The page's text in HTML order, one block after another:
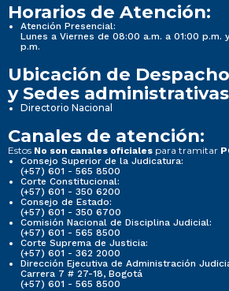
Horarios de Atención:
Atención Presencial:
Lunes a Viernes de 08:00 a.m. a 01:00 p.m.
p.m.
Ubicación de
y Sedes
Directorio Nacional
Canales de atención:
Estos No son canales oficiales para tramitar
Consejo Superior de la Judicatura:
(+57) 601 - 565 8500
Corte Constitucional:
(+57) 601 - 350 6200
Consejo de Estado:
(+57) 601 - 350 6700
Comisión Nacional de Disciplina Judicial:
(+57) 601 - 565 8500
Corte Suprema de Justicia:
(+57) 601 - 362 2000
Dirección Ejecutiva de Administración
Carrera 7 # 27-18, Bogotá
(+57) 601 - 565 8500